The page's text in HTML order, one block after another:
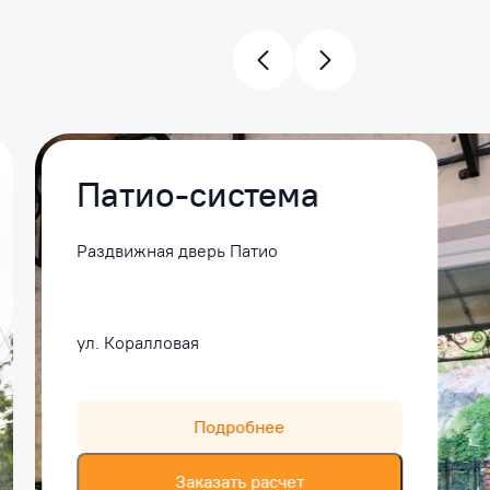
Патио-система
Раздвижная дверь Патио
ул. Коралловая
Заказать расчет
Подробнее